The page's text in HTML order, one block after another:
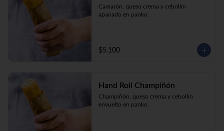
Camarón, queso crema y cebollín
apanado en panko.
$5.100
Hand Roll Champiñón
Champiñón, queso crema y cebollín
envuelto en panko.